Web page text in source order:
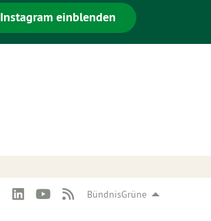
BündnisGrüne
Instagram einblenden